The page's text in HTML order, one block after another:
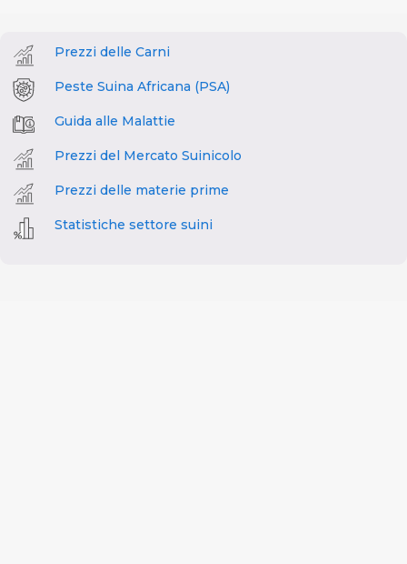
Prezzi delle Carni
Peste Suina Africana (PSA)
Guida alle Malattie
Prezzi del Mercato Suinicolo
Prezzi delle materie prime
Statistiche settore suini